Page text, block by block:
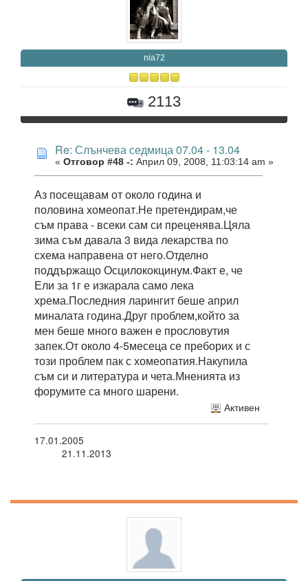
nia72
2113
Re: Слънчева седмица 07.04 - 13.04
« Отговор #48 -: Април 09, 2008, 11:03:14 am »
Аз посещавам от около година и
половина хомеопат.Не претендирам,че
съм права - всеки сам си преценява.Цяла
зима съм давала 3 вида лекарства по
схема направена от него.Отделно
поддържащо Осцилококцинум.Факт е, че
Ели за 1г е изкарала само лека
хрема.Последния ларингит беше април
миналата година.Друг проблем,който за
мен беше много важен е прословутия
запек.От около 4-5месеца се преборих и с
този проблем пак с хомеопатия.Накупила
съм си и литература и чета.Мненията из
форумите са много шарени.
Активен
17.01.2005
21.11.2013